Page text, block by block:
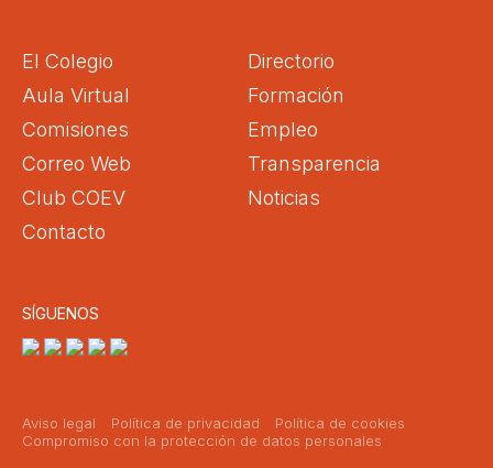
El Colegio
Directorio
Aula Virtual
Formación
Comisiones
Empleo
Correo Web
Transparencia
Club COEV
Noticias
Contacto
SÍGUENOS
Aviso legal Política de privacidad
Política de cookies
Compromiso con la protección de datos personales